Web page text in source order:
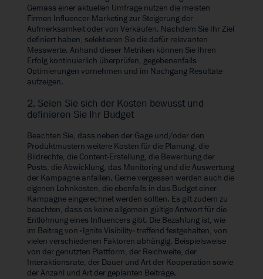
Gemäss einer aktuellen Umfrage nutzen die meisten
Firmen Influencer-Marketing zur Steigerung der
Aufmerksamkeit oder von Verkäufen. Nachdem Sie Ihr Ziel
definiert haben, selektieren Sie die dafür relevanten
Messwerte. Anhand dieser Metriken können Sie Ihren
Erfolg kontinuierlich überprüfen, gegebenenfalls
Optimierungen vornehmen und im Nachgang Resultate
aufzeigen.
2. Seien Sie sich der Kosten bewusst und
definieren Sie Ihr Budget
Beachten Sie, dass neben der Gage und/oder den
Produktmustern weitere Kosten für die Planung, die
Bildrechte, die Content-Erstellung, die Bewerbung der
Posts, die Abwicklung, das Monitoring und die Auswertung
der Kampagne anfallen. Gerne vergessen werden auch die
eigenen Lohnkosten, die ebenfalls in das Budget einer
Kampagne eingerechnet werden sollten. Es gilt zudem zu
beachten, dass es keine allgemein gültige Antwort für die
Entlöhnung eines Influencers gibt. Die Bezahlung ist, wie
im Beitrag von «Ignite Visibility» treffend festgehalten, von
vielen verschiedenen Faktoren abhängig. Beispielsweise
von der genutzten Plattform, der Reichweite, der
Interaktionsrate, der Dauer und Art der Kooperation sowie
der Anzahl und Art der geplanten Beiträge.